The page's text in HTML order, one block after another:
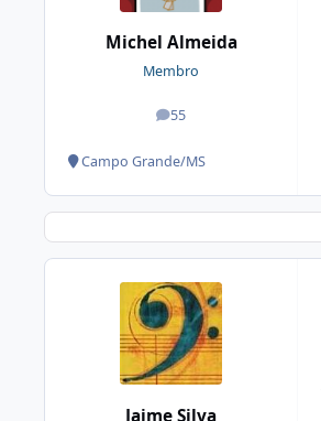
Michel Almeida
Membro
55
posts
Campo Grande/MS
Jaime Silva